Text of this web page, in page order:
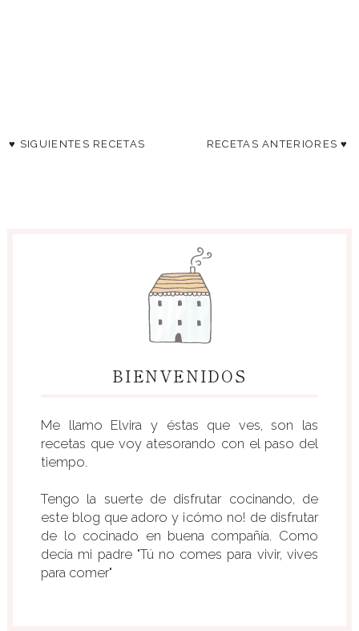
♥ SIGUIENTES RECETAS RECETAS ANTERIORES ♥
BIENVENIDOS
Me llamo Elvira y éstas que ves, son las
recetas que voy atesorando con el paso del
tiempo.
Tengo la suerte de disfrutar cocinando, de
este blog que adoro y ¡cómo no! de disfrutar
de lo cocinado en buena compañía. Como
decía mi padre "Tú no comes para vivir, vives
para comer"